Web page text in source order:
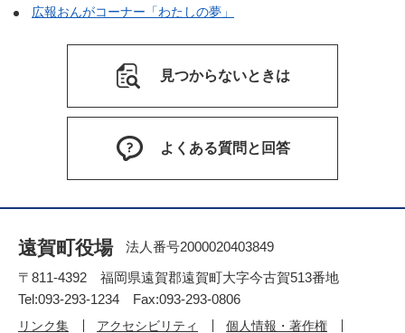
広報おんがコーナー「わたしの夢」
見つからないときは
よくある質問と回答
遠賀町役場
法人番号2000020403849
〒811-4392 福岡県遠賀郡遠賀町大字今古賀513番地
Tel:093-293-1234 Fax:093-293-0806
リンク集 アクセシビリティ 個人情報・著作権